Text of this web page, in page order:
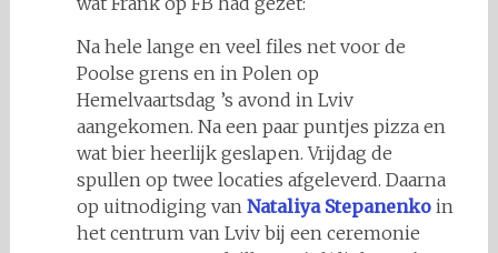
Na hele lange en veel files net voor de
Poolse grens en in Polen op
Hemelvaartsdag ’s avond in Lviv
aangekomen. Na een paar puntjes pizza en
wat bier heerlijk geslapen. Vrijdag de
spullen op twee locaties afgeleverd. Daarna
op uitnodiging van Nataliya Stepanenkoin
het centrum van Lviv bij een ceremonie